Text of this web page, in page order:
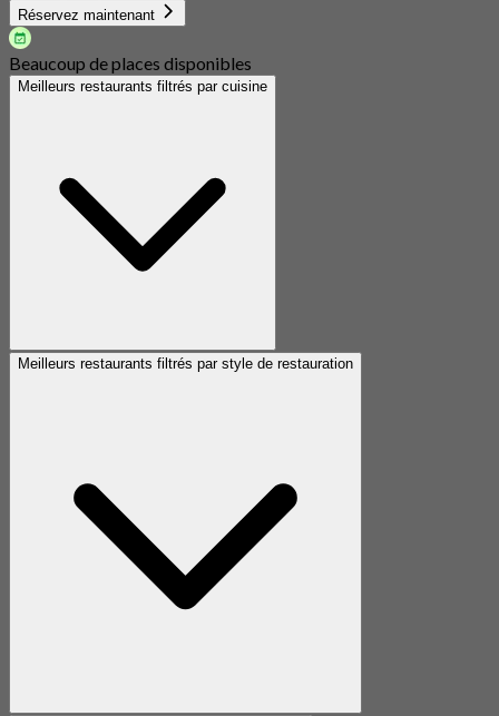
Réservez maintenant
Beaucoup de places disponibles
Meilleurs restaurants filtrés par cuisine
Meilleurs restaurants filtrés par style de restauration